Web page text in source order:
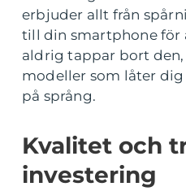
erbjuder allt från
till din smartphone för
aldrig tappar bort
modeller som låter
på språng.
Kvalitet och
investering